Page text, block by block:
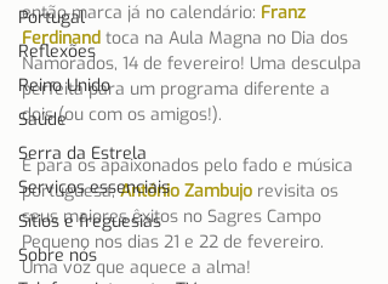
Portugal
Reflexões
Reino Unido
Saúde
Serra da Estrela
Serviços essenciais
Sítios e freguesias
Sobre nós
então marca já no calendário: Franz
Ferdinand toca na Aula Magna no Dia dos
Namorados, 14 de fevereiro! Uma desculpa
perfeita para um programa diferente a
dois (ou com os amigos!).
E para os apaixonados pelo fado e música
portuguesa, António Zambujo revisita os
seus maiores êxitos no Sagres Campo
Pequeno nos dias 21 e 22 de fevereiro.
Uma voz que aquece a alma!